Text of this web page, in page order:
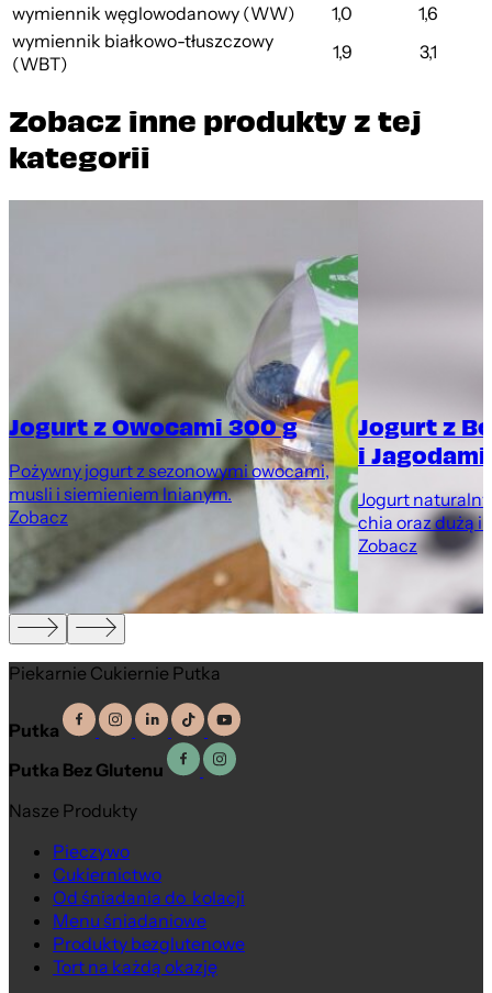
wymiennik węglowodanowy (WW)
1,0
1,6
wymiennik białkowo-tłuszczowy
(WBT)
1,9 3,1
Zobacz inne produkty z tej
kategorii
Jogurt z Owocami 300 g
Pożywny jogurt z sezonowymi owocami,
musli i siemieniem lnianym.
Zobacz
Jogurt z
i
Jogurt
chia oraz dużą
Zobacz
Piekarnie Cukiernie Putka
Putka
Putka Bez Glutenu
Nasze Produkty
Pieczywo
Cukiernictwo
Od śniadania do kolacji
Menu śniadaniowe
Produkty bezglutenowe
Tort na każdą okazję